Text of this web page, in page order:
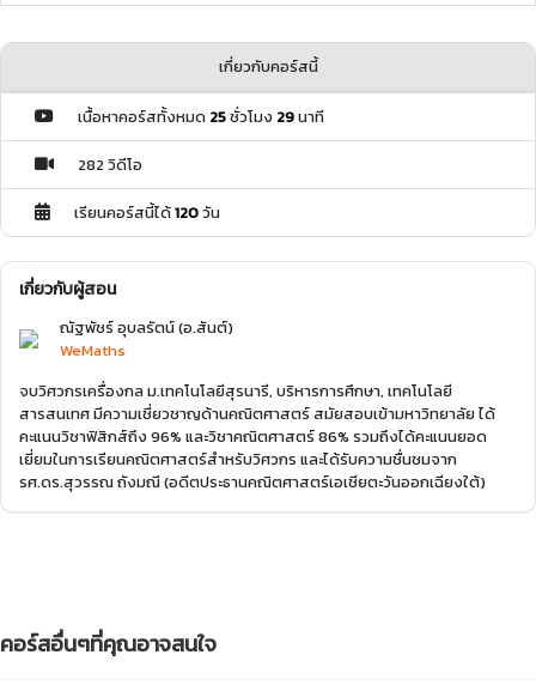
เกี่ยวกับคอร์สนี้
เนื้อหาคอร์สทั้งหมด 25ชั่วโมง 29นาที
282 วิดีโอ
เรียนคอร์สนี้ได้120วัน
เกี่ยวกับผู้สอน
ณัฐพัชร์ อุบลรัตน์ (อ.สันต์)
WeMaths
จบวิศวกรเครื่องกล ม.เทคโนโลยีสุรนารี, บริหารการศึกษา, เทคโนโลยี
สารสนเทศ มีความเชี่ยวชาญด้านคณิตศาสตร์ สมัยสอบเข้ามหาวิทยาลัย ได้
คะแนนวิชาฟิสิกส์ถึง 96% และวิชาคณิตศาสตร์ 86% รวมถึงได้คะแนนยอด
เยี่ยมในการเรียนคณิตศาสตร์สำหรับวิศวกร และได้รับความชื่นชมจาก
รศ.ดร.สุวรรณ ถังมณี (อดีตประธานคณิตศาสตร์เอเชียตะวันออกเฉียงใต้)
คอร์สอื่นๆที่คุณอาจสนใจ